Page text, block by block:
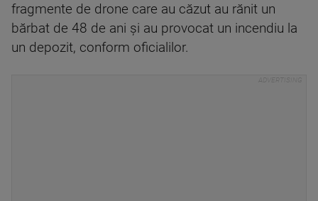
fragmente de drone care au căzut au rănit un
bărbat de 48 de ani şi au provocat un incendiu la
un depozit, conform oficialilor.